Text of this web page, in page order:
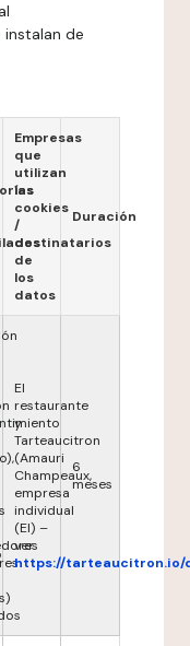
de
Empresas
que
utilizan
las
cookies
/
destinatarios
de
los
datos
Duración
El
restaurante
y
Tarteaucitron
(Amauri
Champeaux,
empresa
individual
(EI) –
ver
https://tarteaucitron.io/
6
meses